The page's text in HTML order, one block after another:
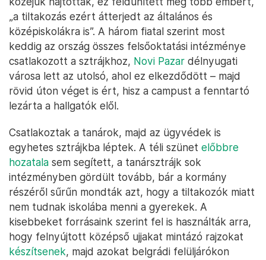
módokon”, szerinte csak a szerencsén múlt, hogy
senki sem sérült meg. Mivel ezt nem követte
felelősségre vonás, a színinövendékek három napra
blokád alá vették az egyetemi kar épületét, az
FDU-t.
A blokád azonban nem ért véget, mivel a három
nap elteltével se jöttek érdemi lépések a hatóságok
csatlakozni. Eközben az újabb tüntetéseken újabb
atrocitások érték a fiatalokat, többször autóval is
közéjük hajtottak, ez feldühített még több embert,
„a tiltakozás ezért átterjedt az általános és
középiskolákra is”. A három fiatal szerint most
keddig az ország összes felsőoktatási intézménye
csatlakozott a sztrájkhoz,Novi Pazardélnyugati
városa lett az utolsó, ahol ez elkezdődött – majd
rövid úton véget is ért, hisz a campust a fenntartó